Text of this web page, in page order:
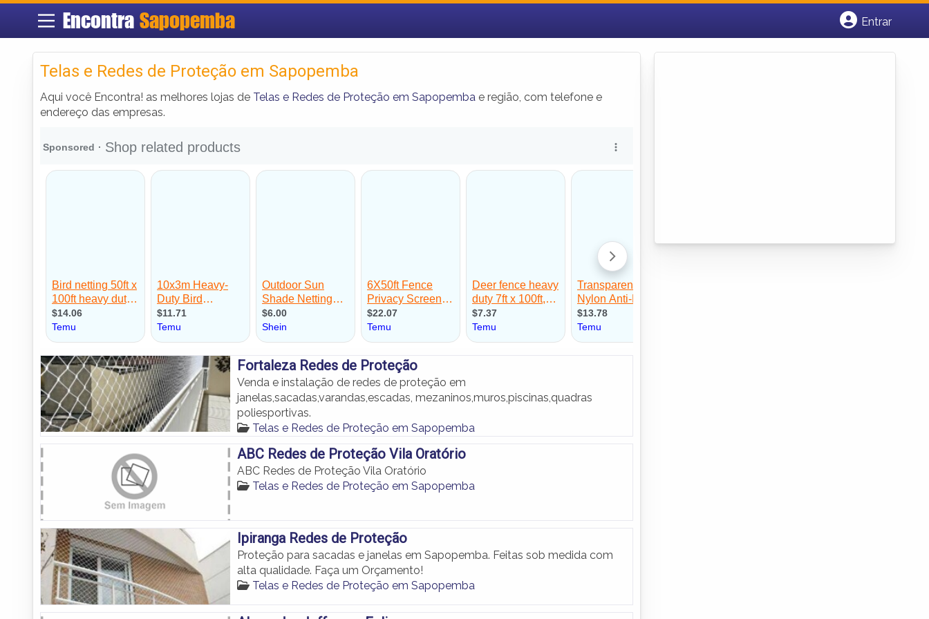
Encontra Sapopemba
Entrar
Telas e Redes de Proteção em Sapopemba
Aqui você Encontra! as melhores lojas de Telas e Redes de Proteção em Sapopemba e região, com telefone e
endereço das empresas.
Fortaleza Redes de Proteção
Venda e instalação de redes de proteção em
janelas,sacadas,varandas,escadas, mezaninos,muros,piscinas,quadras
poliesportivas.
Telas e Redes de Proteção em Sapopemba
ABC Redes de Proteção Vila Oratório
ABC Redes de Proteção Vila Oratório
Telas e Redes de Proteção em Sapopemba
Ipiranga Redes de Proteção
Proteção para sacadas e janelas em Sapopemba. Feitas sob medida com
alta qualidade. Faça um Orçamento!
Telas e Redes de Proteção em Sapopemba